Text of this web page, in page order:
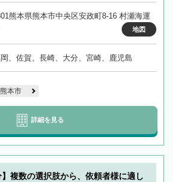
熊本県熊本市中央区安政町8-16 村瀬海運
地図
、佐賀、長崎、大分、宮崎、鹿児島
熊本市
詳細を見る
】複数の選択肢から、依頼者様に適し